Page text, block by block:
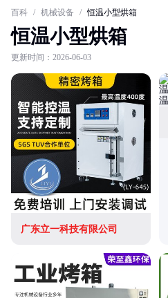
百科 / 机械设备 / 恒温小型烘箱
恒温小型烘箱
更新时间：2026-06-03
广东立一科技有限公司